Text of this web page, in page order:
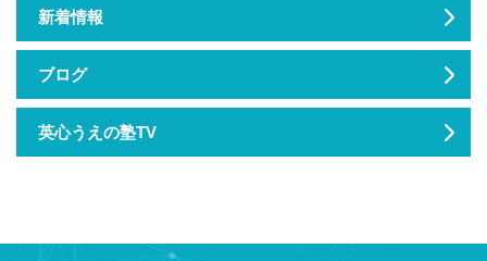
新着情報
ブログ
英心うえの塾TV